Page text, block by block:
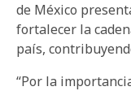
de México
fortalecer la
país,
“Por la